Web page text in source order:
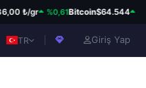
₺/gr %0,61Bitcoin$64.544
TR Giriş Yap